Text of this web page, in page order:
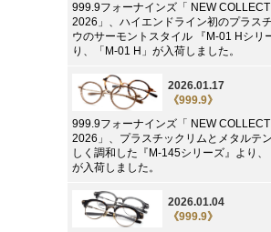
999.9フォーナインズ「 NEW
2026」、ハイエンドライン初のプラス
ウのサーモントスタイル 『M-01 Hシリ
り、「M-01 H」が入荷しました。
2026.01.17
《999.9》
999.9フォーナインズ「 NEW
2026」、プラスチックリムとメタルテ
しく調和した『M-145シリーズ』より、
が入荷しました。
2026.01.04
《999.9》